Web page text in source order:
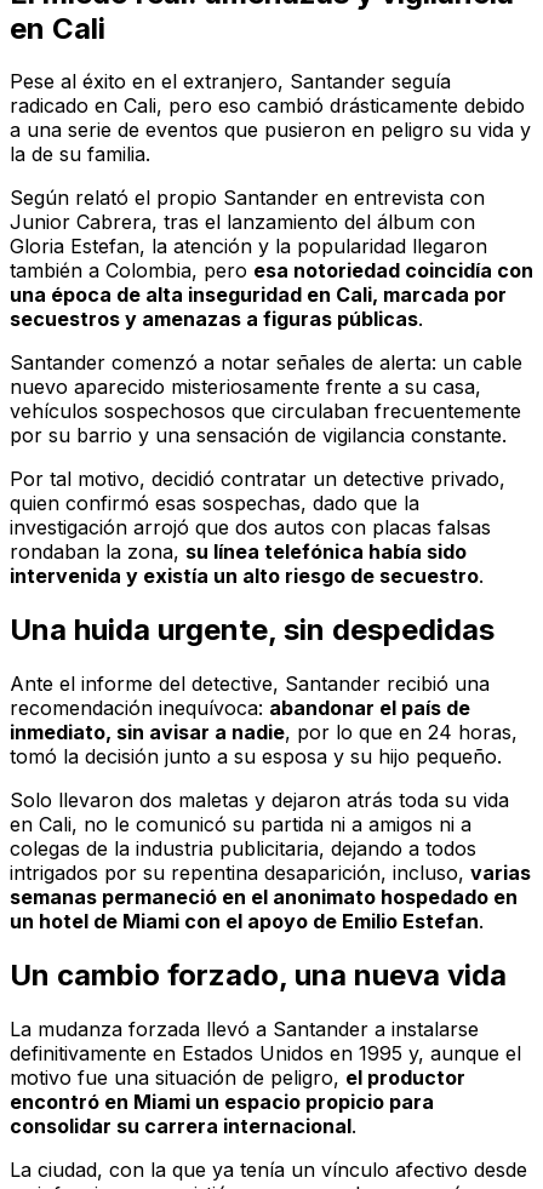
en Cali
Pese al éxito en el extranjero, Santander seguía
radicado en Cali, pero eso cambió drásticamente debido
a una serie de eventos que pusieron en peligro su vida y
la de su familia.
Según relató el propio Santander en entrevista con
Junior Cabrera, tras el lanzamiento del álbum con
Gloria Estefan, la atención y la popularidad llegaron
también a Colombia, pero esa notoriedad coincidía con
una época de alta inseguridad en Cali, marcada por
secuestros y amenazas a figuras públicas.
Santander comenzó a notar señales de alerta: un cable
nuevo aparecido misteriosamente frente a su casa,
vehículos sospechosos que circulaban frecuentemente
por su barrio y una sensación de vigilancia constante.
Por tal motivo, decidió contratar un detective privado,
quien confirmó esas sospechas, dado que la
investigación arrojó que dos autos con placas falsas
rondaban la zona, su línea telefónica había sido
intervenida y existía un alto riesgo de secuestro.
Una huida urgente, sin despedidas
Ante el informe del detective, Santander recibió una
recomendación inequívoca: abandonar el país de
inmediato, sin avisar a nadie, por lo que en 24 horas,
tomó la decisión junto a su esposa y su hijo pequeño.
Solo llevaron dos maletas y dejaron atrás toda su vida
en Cali, no le comunicó su partida ni a amigos ni a
colegas de la industria publicitaria, dejando a todos
intrigados por su repentina desaparición, incluso, varias
semanas permaneció en el anonimato hospedado en
un hotel de Miami con el apoyo de Emilio Estefan.
Un cambio forzado, una nueva vida
La mudanza forzada llevó a Santander a instalarse
definitivamente en Estados Unidos en 1995 y, aunque el
motivo fue una situación de peligro, el productor
encontró en Miami un espacio propicio para
consolidar su carrera internacional.
La ciudad, con la que ya tenía un vínculo afectivo desde